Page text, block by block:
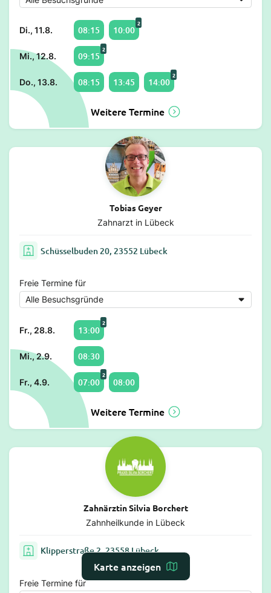
Di., 11.8. 08:15 10:00
2
Mi., 12.8. 09:15
2
Do., 13.8. 08:15 13:45 14:00
2
Weitere Termine
Tobias Geyer
Zahnarzt in Lübeck
Schüsselbuden 20, 23552 Lübeck
Freie Termine für
Fr., 28.8. 13:00
2
Mi., 2.9. 08:30
Fr., 4.9. 07:00
2
08:00
Weitere Termine
Zahnärztin Silvia Borchert
Zahnheilkunde in Lübeck
Klipperstraße 2, 23558 Lübeck
Freie Termine für
Karte anzeigen